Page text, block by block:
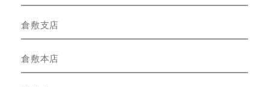
倉敷支店
倉敷本店